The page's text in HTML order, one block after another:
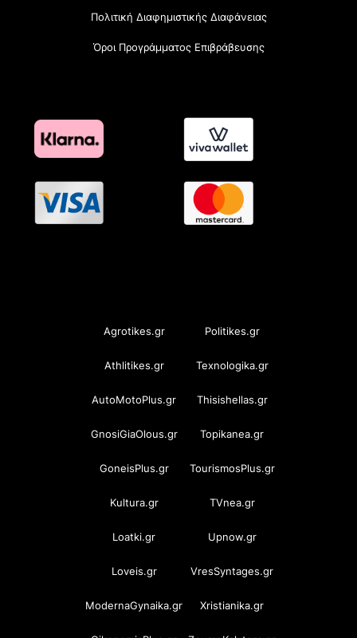
Πολιτική Διαφημιστικής Διαφάνειας
Όροι Προγράμματος Επιβράβευσης
Agrotikes.gr Politikes.gr
Athlitikes.gr Texnologika.gr
AutoMotoPlus.gr Thisishellas.gr
GnosiGiaOlous.gr Topikanea.gr
GoneisPlus.gr TourismosPlus.gr
Kultura.gr TVnea.gr
Loatki.gr Upnow.gr
Loveis.gr VresSyntages.gr
ModernaGynaika.gr Xristianika.gr